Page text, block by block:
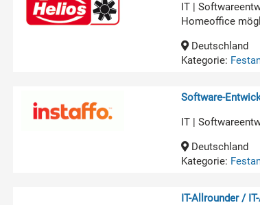
IT |
Homeoffice
Deutschland
Kategorie:
Software-
IT |
Deutschland
Kategorie:
IT-Allrounder /